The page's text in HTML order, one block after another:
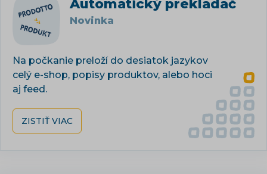
Automatický prekladač
Novinka
Na počkanie preloží do desiatok jazykov
celý e-shop, popisy produktov, alebo hoci
aj feed.
ZISTIŤ VIAC